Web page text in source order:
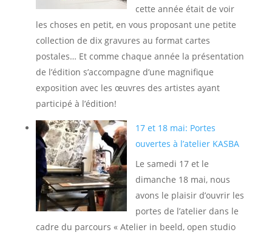
cette année était de voir
les choses en petit, en vous proposant une petite
collection de dix gravures au format cartes
postales… Et comme chaque année la présentation
de l’édition s’accompagne d’une magnifique
exposition avec les œuvres des artistes ayant
participé à l’édition!
17 et 18 mai: Portes
ouvertes à l’atelier KASBA
Le samedi 17 et le
dimanche 18 mai, nous
avons le plaisir d’ouvrir les
portes de l’atelier dans le
cadre du parcours « Atelier in beeld, open studio